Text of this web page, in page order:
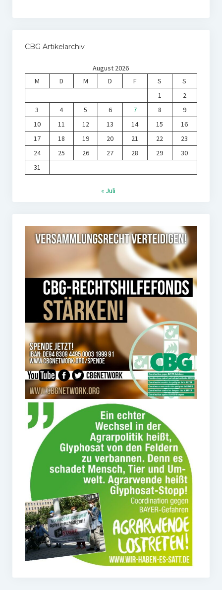
CBG Artikelarchiv
August 2026
M
D M D F S
S
1
2
3
4 5 6 7 8
9
10
11 12 13 14 15
16
17
18 19 20 21 22
23
24
25 26 27 28 29
30
31
« Juli